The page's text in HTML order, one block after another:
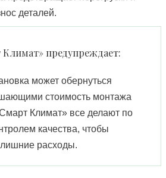
деталей.
предупреждает:
может обернуться
стоимость монтажа
Климат» все делают по
качества, чтобы
лишние расходы.